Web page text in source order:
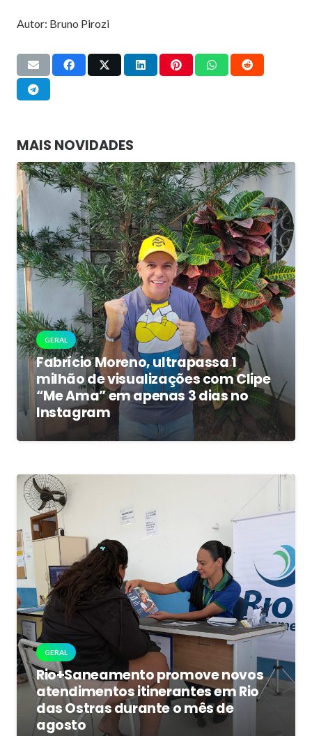
Autor: Bruno Pirozi
MAIS NOVIDADES
GERAL
Fabrício Moreno, ultrapassa 1
milhão de visualizações com Clipe
“Me Ama” em apenas 3 dias no
Instagram
GERAL
Rio+Saneamento promove novos
atendimentos itinerantes em Rio
das Ostras durante o mês de
agosto